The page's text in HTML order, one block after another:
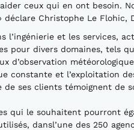
ceux qui en ont besoin.
Christophe Le Flohic,
l’ingénierie et les services,
pour divers domaines, tels
d’observation
constante et l’exploitation
ses clients témoignent de
qui le souhaitent pourront
dansl’une des 250